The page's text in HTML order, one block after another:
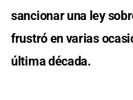
sancionar una ley
frustró en varias
última década.